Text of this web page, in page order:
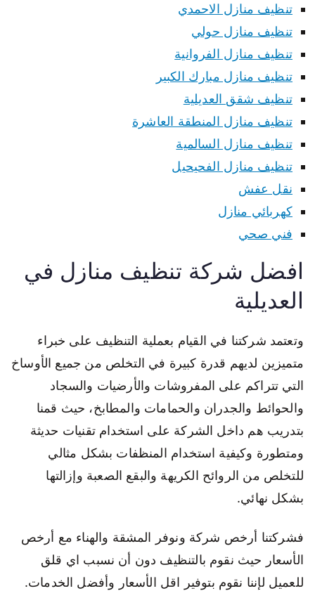
تنظيف منازل الاحمدي
تنظيف منازل حولي
تنظيف منازل الفروانية
تنظيف منازل مبارك الكبير
تنظيف شقق العديلية
تنظيف منازل المنطقة العاشرة
تنظيف منازل السالمية
تنظيف منازل الفحيحيل
نقل عفش
كهربائي منازل
فني صحي
افضل شركة تنظيف منازل في
العديلية
وتعتمد شركتنا في القيام بعملية التنظيف على خبراء
متميزين لديهم قدرة كبيرة في التخلص من جميع الأوساخ
التي تتراكم على المفروشات والأرضيات والسجاد
والحوائط والجدران والحمامات والمطابخ، حيث قمنا
بتدريب هم داخل الشركة على استخدام تقنيات حديثة
ومتطورة وكيفية استخدام المنظفات بشكل مثالي
للتخلص من الروائح الكريهة والبقع الصعبة وإزالتها
بشكل نهائي.
فشركتنا أرخص شركة ونوفر المشقة والهناء مع أرخص
الأسعار حيث نقوم بالتنظيف دون أن نسبب اي قلق
للعميل لإننا نقوم بتوفير اقل الأسعار وأفضل الخدمات.